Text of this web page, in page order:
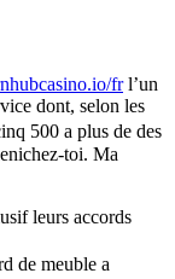
frl’un
dont, selon les
500 a plus de des
toi. Ma
leurs accords
de meuble a